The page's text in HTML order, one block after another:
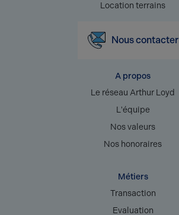
Location terrains
Nous contacter
A propos
Le réseau Arthur Loyd
L'équipe
Nos valeurs
Nos honoraires
Métiers
Transaction
Evaluation